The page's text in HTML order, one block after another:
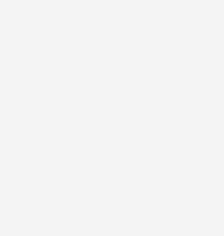
Batterie)
Emissionen kombiniert: 0 g/km;
(61 kWh-Batterie)
kWh/100km; CO₂-Emissionen
Batterie)
Emissionen kombiniert: 0 g/km;
(61 kWh-Batterie)